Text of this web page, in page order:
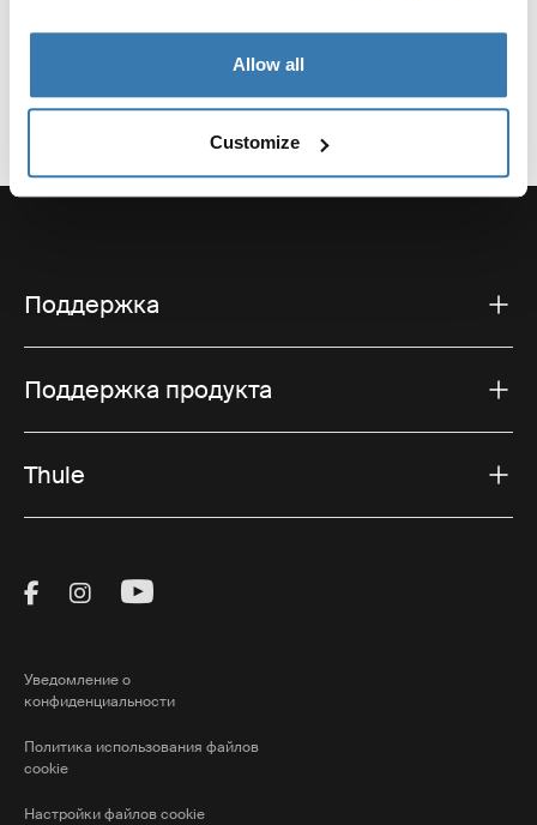
Allow all
Customize
Поддержка
Поддержка продукта
Thule
Visit Thule on Facebook (external link)
Visit Thule on Instagram (external link)
Visit Thule on Youtube (external
Уведомление о
конфиденциальности
Политика использования файлов
cookie
Настройки файлов cookie